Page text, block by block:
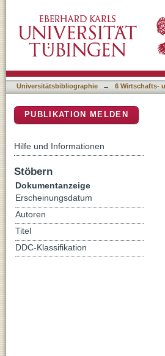
Universitätsbibliographie → 6 Wirtschafts-
PUBLIKATION MELDEN
Hilfe und Informationen
Stöbern
Dokumentanzeige
Erscheinungsdatum
Autoren
Titel
DDC-Klassifikation